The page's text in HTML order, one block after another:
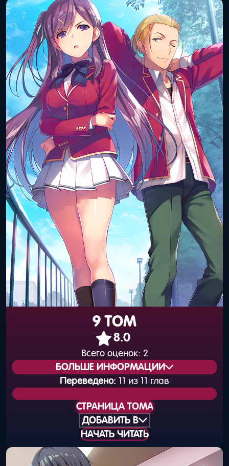
Дата выхода
(цифра):
31 января 2019 года
Объём тома: 10
ISBN книги: 978-4-04-065506-2
9 ТОМ
8.0
Всего оценок: 2
БОЛЬШЕ ИНФОРМАЦИИ
Статус издания:
Вышел
Общая нумерация:
Дата выхода
(книга):
25 сентября 2018
года
Переведено: 11 из 11 глав
СТРАНИЦА ТОМА
ДОБАВИТЬ В
НАЧАТЬ ЧИТАТЬ